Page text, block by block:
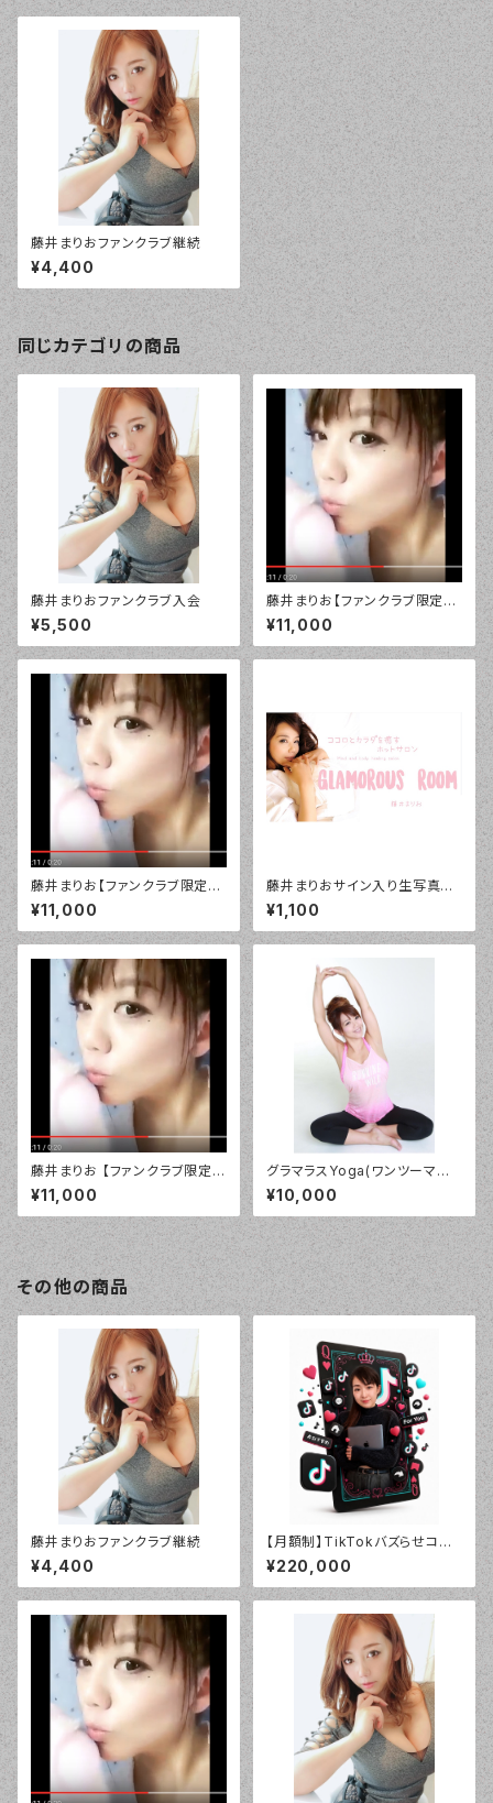
藤井まりおファンクラブ継続
¥4,400
同じカテゴリの商品
藤井まりおファンクラブ入会
¥5,500
藤井まりお【ファンクラブ限定】
デジタル「お休みなさい」バージ
ョン！¥10800
¥11,000
藤井まりお【ファンクラブ限定】
デジタル「お帰りなさい」バージ
ョン！¥10800
¥11,000
藤井まりおサイン入り生写真SE
T3枚入り税込
¥1,100
藤井まりお 【ファンクラブ限定】
デジタル「目覚まし」バージョ
ン！¥10800
¥11,000
グラマラスYoga(ワンツーマン）
ZOOMチケット
¥10,000
その他の商品
藤井まりおファンクラブ継続
¥4,400
【月額制】TikTokバズらせコン
サルチケット
¥220,000